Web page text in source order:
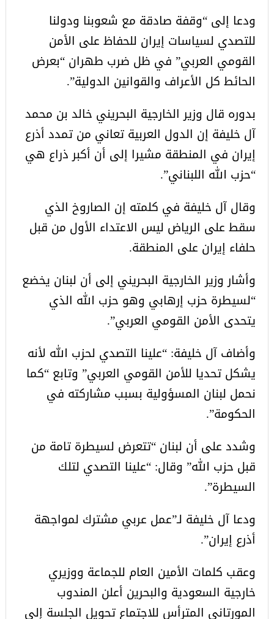
ودعا إلى “وقفة صادقة مع شعوبنا ودولنا
للتصدي لسياسات إيران للحفاظ على الأمن
القومي العربي” في ظل ضرب طهران “بعرض
الحائط كل الأعراف والقوانين الدولية”.
بدوره قال وزير الخارجية البحريني خالد بن محمد
آل خليفة إن الدول العربية تعاني من تمدد أذرع
إيران في المنطقة مشيرا إلى أن أكبر ذراع هي
“حزب الله اللبناني”.
وقال آل خليفة في كلمته إن الصاروخ الذي
سقط على الرياض ليس الاعتداء الأول من قبل
حلفاء إيران على المنطقة.
وأشار وزير الخارجية البحريني إلى أن لبنان يخضع
“لسيطرة حزب إرهابي وهو حزب الله الذي
يتحدى الأمن القومي العربي”.
وأضاف آل خليفة: “علينا التصدي لحزب الله لأنه
يشكل تحديا للأمن القومي العربي” وتابع “كما
نحمل لبنان المسؤولية بسبب مشاركته في
الحكومة”.
وشدد على أن لبنان “تتعرض لسيطرة تامة من
قبل حزب الله” وقال: “علينا التصدي لتلك
السيطرة”.
ودعا آل خليفة لـ”عمل عربي مشترك لمواجهة
أذرع إيران”.
وعقب كلمات الأمين العام للجماعة ووزيري
خارجية السعودية والبحرين أعلن المندوب
المورتاني المترأس للاجتماع تحويل الجلسة إلى